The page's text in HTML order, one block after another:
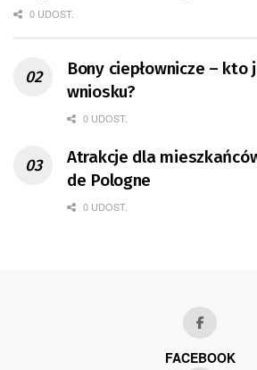
0 UDOST.
Bony ciepłownicze – kto
wniosku?
0 UDOST.
Atrakcje dla
de Pologne
0 UDOST.
FACEBOOK